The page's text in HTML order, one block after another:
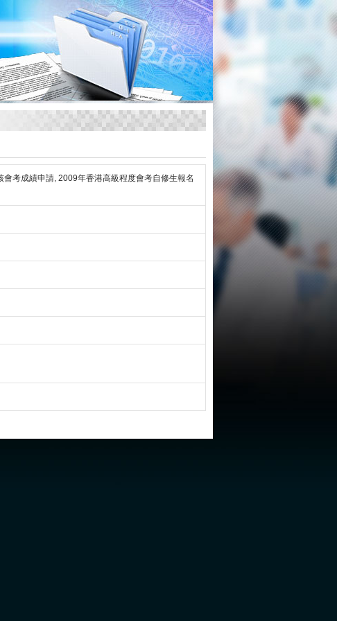
考成績申請, 2009年香港高級程度會考自修生報名